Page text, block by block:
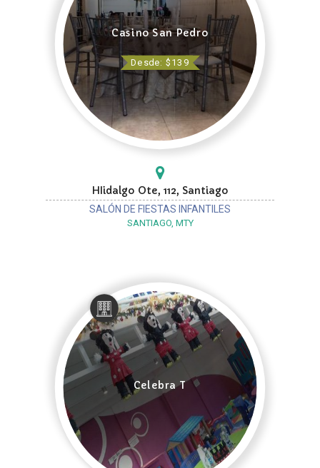
Casino San Pedro
Desde: $139
HIidalgo Ote, 112, Santiago
SALÓN DE FIESTAS INFANTILES
SANTIAGO, MTY
Celebra T